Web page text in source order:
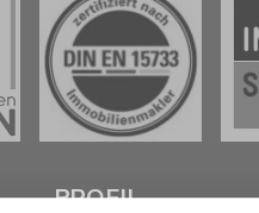
PROFIL